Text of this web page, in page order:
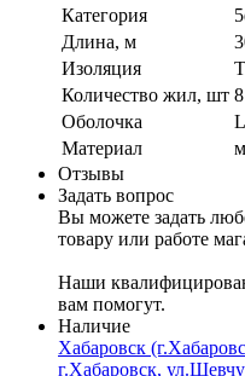
Категория
Длина, м
Изоляция
Количество жил, шт 8
Оболочка
Материал
Отзывы
Задать вопрос
Вы можете задать
товару или работе
Наши
вам помогут.
Наличие
Хабаровск
г.Хабаровск,